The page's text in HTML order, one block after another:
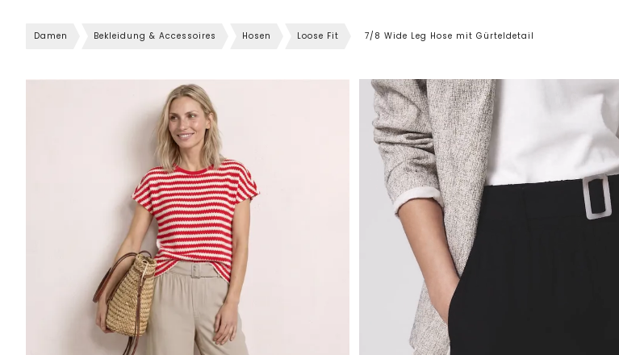
Damen Bekleidung & Accessoires Hosen Loose Fit 7/8 Wide Leg Hose mit Gürteldetail